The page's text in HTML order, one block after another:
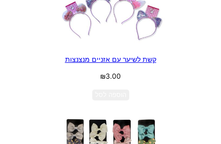
קשת לשיער עם אזניים מנצנצות
₪3.00